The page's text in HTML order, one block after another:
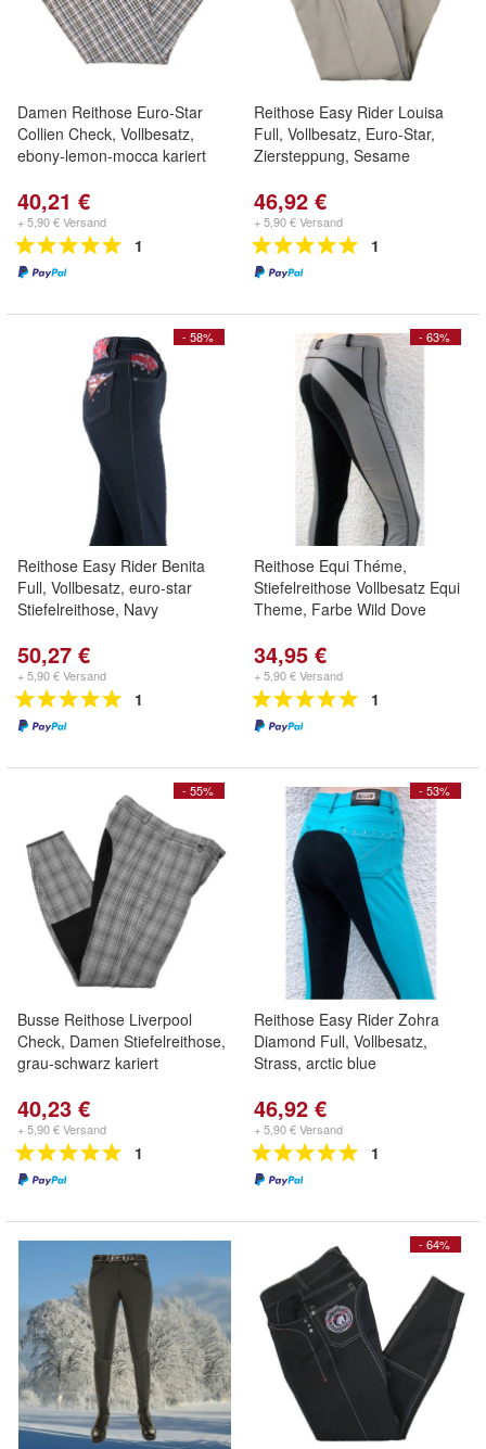
Damen Reithose Euro-Star
Collien Check, Vollbesatz,
ebony-lemon-mocca kariert
40,21 €
+ 5,90 € Versand
1
Reithose Easy Rider Louisa
Full, Vollbesatz, Euro-Star,
Ziersteppung, Sesame
46,92 €
+ 5,90 € Versand
1
- 58%
Reithose Easy Rider Benita
Full, Vollbesatz, euro-star
Stiefelreithose, Navy
50,27 €
+ 5,90 € Versand
1
- 63%
Reithose Equi Théme,
Stiefelreithose Vollbesatz Equi
Theme, Farbe Wild Dove
34,95 €
+ 5,90 € Versand
1
- 55%
Busse Reithose Liverpool
Check, Damen Stiefelreithose,
grau-schwarz kariert
40,23 €
+ 5,90 € Versand
1
- 53%
Reithose Easy Rider Zohra
Diamond Full, Vollbesatz,
Strass, arctic blue
46,92 €
+ 5,90 € Versand
1
- 64%